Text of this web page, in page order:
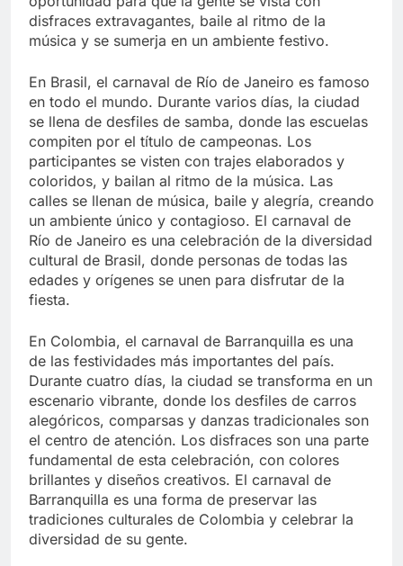
disfraces extravagantes, baile al ritmo de la
música y se sumerja en un ambiente festivo.
En Brasil, el carnaval de Río de Janeiro es famoso
en todo el mundo. Durante varios días, la ciudad
se llena de desfiles de samba, donde las escuelas
compiten por el título de campeonas. Los
participantes se visten con trajes elaborados y
coloridos, y bailan al ritmo de la música. Las
calles se llenan de música, baile y alegría, creando
un ambiente único y contagioso. El carnaval de
Río de Janeiro es una celebración de la diversidad
cultural de Brasil, donde personas de todas las
edades y orígenes se unen para disfrutar de la
fiesta.
En Colombia, el carnaval de Barranquilla es una
de las festividades más importantes del país.
Durante cuatro días, la ciudad se transforma en un
escenario vibrante, donde los desfiles de carros
alegóricos, comparsas y danzas tradicionales son
el centro de atención. Los disfraces son una parte
fundamental de esta celebración, con colores
brillantes y diseños creativos. El carnaval de
Barranquilla es una forma de preservar las
tradiciones culturales de Colombia y celebrar la
diversidad de su gente.